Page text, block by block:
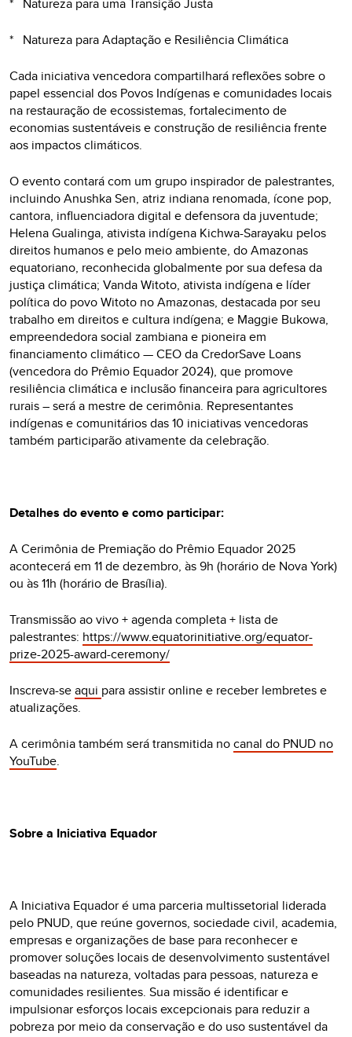
* Natureza para Adaptação e Resiliência Climática
Cada iniciativa vencedora compartilhará reflexões sobre o
papel essencial dos Povos Indígenas e comunidades locais
na restauração de ecossistemas, fortalecimento de
economias sustentáveis e construção de resiliência frente
aos impactos climáticos.
O evento contará com um grupo inspirador de palestrantes,
incluindo Anushka Sen, atriz indiana renomada, ícone pop,
cantora, influenciadora digital e defensora da juventude;
Helena Gualinga, ativista indígena Kichwa-Sarayaku pelos
direitos humanos e pelo meio ambiente, do Amazonas
equatoriano, reconhecida globalmente por sua defesa da
justiça climática; Vanda Witoto, ativista indígena e líder
política do povo Witoto no Amazonas, destacada por seu
trabalho em direitos e cultura indígena; e Maggie Bukowa,
empreendedora social zambiana e pioneira em
financiamento climático — CEO da CredorSave Loans
(vencedora do Prêmio Equador 2024), que promove
resiliência climática e inclusão financeira para agricultores
rurais – será a mestre de cerimônia. Representantes
indígenas e comunitários das 10 iniciativas vencedoras
também participarão ativamente da celebração.
Detalhes do evento e como participar:
A Cerimônia de Premiação do Prêmio Equador 2025
acontecerá em 11 de dezembro, às 9h (horário de Nova York)
ou às 11h (horário de Brasília).
Transmissão ao vivo + agenda completa + lista de
palestrantes: https://www.equatorinitiative.org/equator-
prize-2025-award-ceremony/
Inscreva-seaqui para assistir online e receber lembretes e
atualizações.
A cerimônia também será transmitida nocanal do PNUD no
YouTube.
Sobre a Iniciativa Equador
A Iniciativa Equador é uma parceria multissetorial liderada
pelo PNUD, que reúne governos, sociedade civil, academia,
empresas e organizações de base para reconhecer e
promover soluções locais de desenvolvimento sustentável
baseadas na natureza, voltadas para pessoas, natureza e
comunidades resilientes. Sua missão é identificar e
impulsionar esforços locais excepcionais para reduzir a
pobreza por meio da conservação e do uso sustentável da